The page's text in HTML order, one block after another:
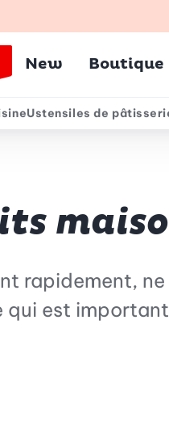
Menu
New Boutique
Ustensiles de
rapidement,
qui est